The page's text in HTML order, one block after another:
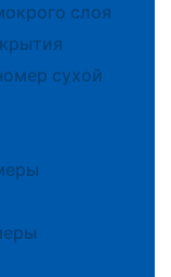
слоя
сухой